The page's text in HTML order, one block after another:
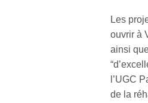
Les
ouvrir à
ainsi
l’UGC
de la